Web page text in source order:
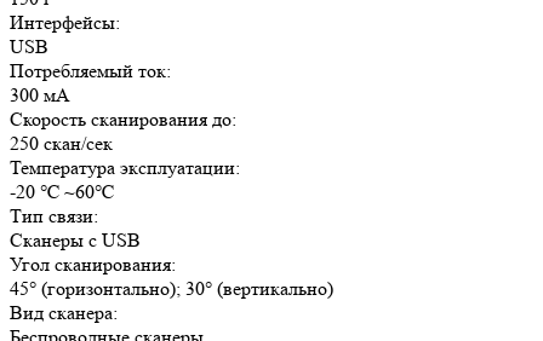
Интерфейсы:
USB
Потребляемый ток:
300 мА
Скорость сканирования до:
250 скан/сек
Температура эксплуатации:
-20 ℃ ~60℃
Тип связи:
Сканеры с USB
Угол сканирования:
45° (горизонтально); 30° (вертикально)
Вид сканера:
Беспроводные сканеры